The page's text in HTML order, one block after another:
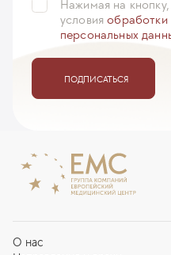
Нажимая на
условияобработки
персональных
ПОДПИСАТЬСЯ
О нас